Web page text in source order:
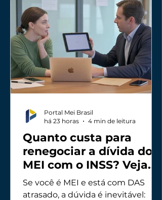
Quanto custa para
renegociar a dívida do
MEI com o INSS? Veja
taxas, parcelas e o
caminho mais seguro
Se você é MEI e está com DAS
atrasado, a dúvida é inevitável:
Portal Mei Brasil
há 23 horas
4 min de leitura